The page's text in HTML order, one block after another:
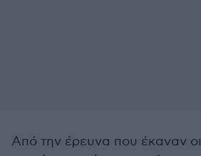
Από την έρευνα που έκαναν